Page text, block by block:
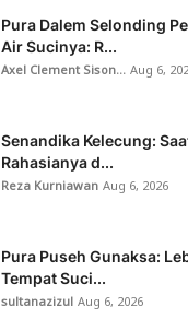
Pura Dalem Selonding
Air Sucinya: R...
Axel Clement Sison...Aug 6,
Senandika Kelecung:
Rahasianya d...
Reza KurniawanAug 6, 2026
Pura Puseh Gunaksa:
Tempat Suci...
sultanazizulAug 6, 2026